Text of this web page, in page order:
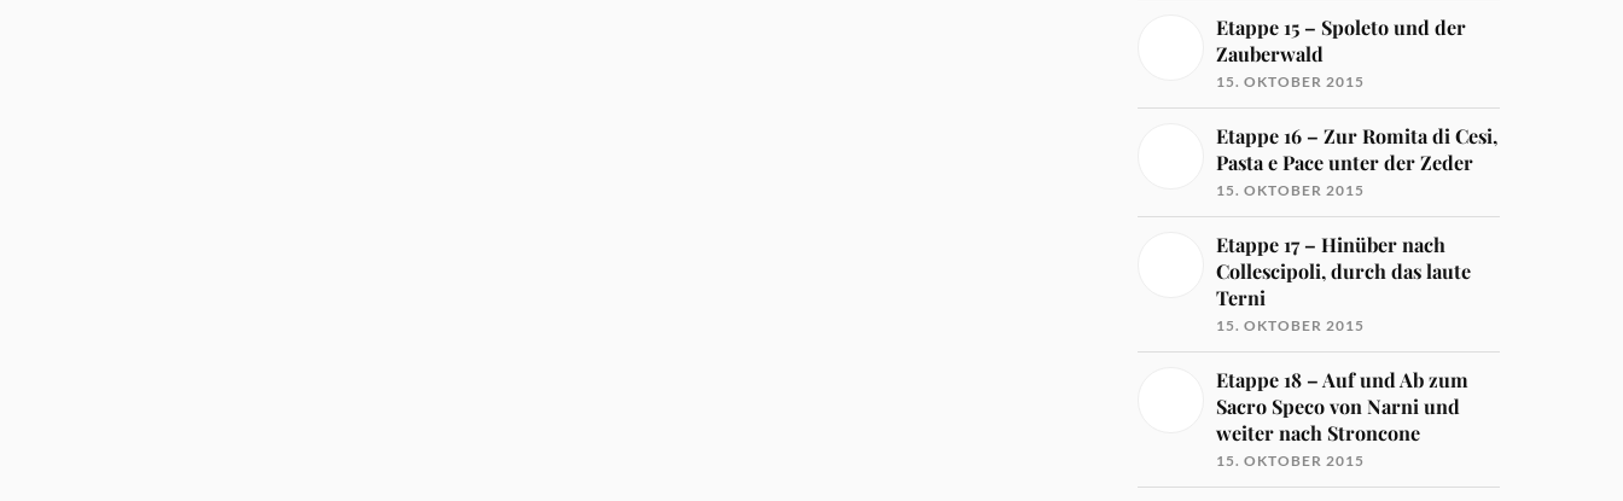
Etappe 15 – Spoleto und der
Zauberwald
15. OKTOBER 2015
Etappe 16 – Zur Romita di Cesi,
Pasta e Pace unter der Zeder
15. OKTOBER 2015
Etappe 17 – Hinüber nach
Collescipoli, durch das laute
Terni
15. OKTOBER 2015
Etappe 18 – Auf und Ab zum
Sacro Speco von Narni und
weiter nach Stroncone
15. OKTOBER 2015